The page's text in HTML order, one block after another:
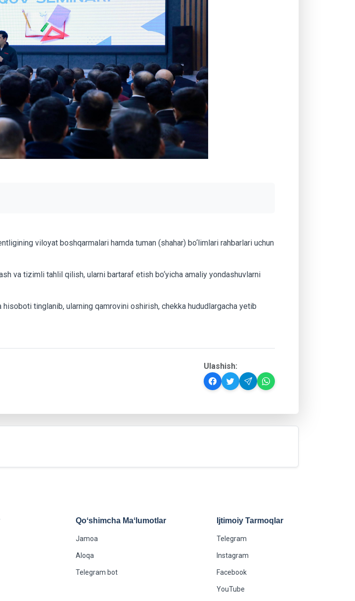
viloyat boshqarmalari hamda tuman (shahar) bo‘limlari rahbarlari uchun
va tizimli tahlil qilish, ularni bartaraf etish bo‘yicha amaliy yondashuvlarni
tinglanib, ularning qamrovini oshirish, chekka hududlargacha yetib
Ulashish:
Qoʻshimcha Maʻlumotlar
Jamoa
Aloqa
Telegram bot
Ijtimoiy Tarmoqlar
Telegram
Instagram
Facebook
YouTube